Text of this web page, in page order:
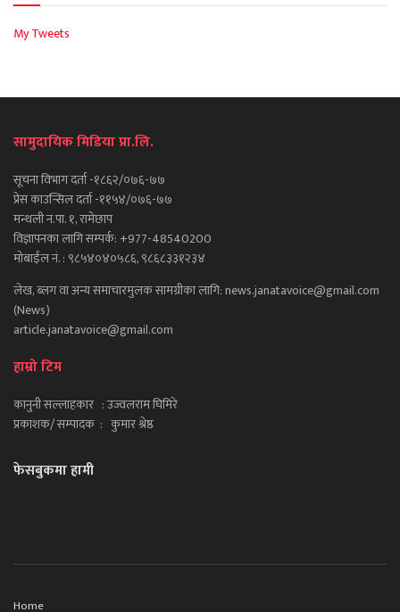
My Tweets
सामुदायिक मिडिया प्रा.लि.
सूचना विभाग दर्ता -१८६२/०७६-७७
प्रेस काउन्सिल दर्ता -११५४/०७६-७७
मन्थली न.पा. १, रामेछाप
विज्ञापनका लागि सम्पर्क: +977-48540200
मोबाईल नं. : ९८५४०४०५८६, ९८६८३३१२३४
लेख, ब्लग वा अन्य समाचारमुलक सामग्रीका लागि: news.janatavoice@gmail.com
(News)
article.janatavoice@gmail.com
हाम्रो टिम
कानुनी सल्लाहकार : उज्वलराम घिमिरे
प्रकाशक/ सम्पादक : कुमार श्रेष्ठ
फेसबुकमा हामी
Home